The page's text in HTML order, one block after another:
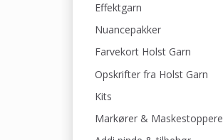
Effektgarn
Nuancepakker
Farvekort Holst Garn
Opskrifter fra Holst Garn
Kits
Markører & Maskestoppere